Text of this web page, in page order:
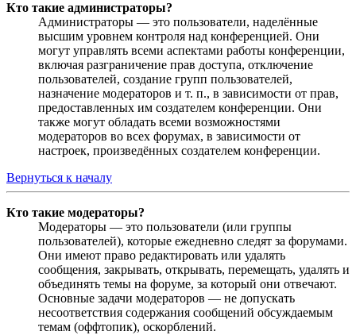
Кто такие администраторы?
Администраторы — это пользователи, наделённые
высшим уровнем контроля над конференцией. Они
могут управлять всеми аспектами работы конференции,
включая разграничение прав доступа, отключение
пользователей, создание групп пользователей,
назначение модераторов и т. п., в зависимости от прав,
предоставленных им создателем конференции. Они
также могут обладать всеми возможностями
модераторов во всех форумах, в зависимости от
настроек, произведённых создателем конференции.
Вернуться к началу
Кто такие модераторы?
Модераторы — это пользователи (или группы
пользователей), которые ежедневно следят за форумами.
Они имеют право редактировать или удалять
сообщения, закрывать, открывать, перемещать, удалять и
объединять темы на форуме, за который они отвечают.
Основные задачи модераторов — не допускать
несоответствия содержания сообщений обсуждаемым
темам (оффтопик), оскорблений.